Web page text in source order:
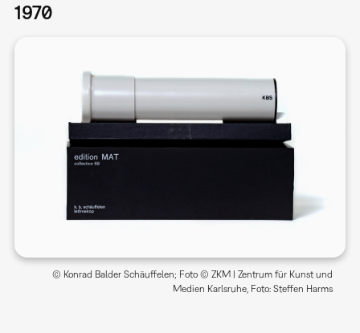
1970
© Konrad Balder Schäuffelen; Foto © ZKM | Zentrum für Kunst und
Medien Karlsruhe, Foto: Steffen Harms